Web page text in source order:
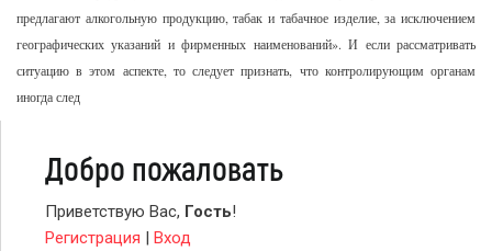
предлагают алкогольную продукцию, табак и табачное изделие, за исключением
географических указаний и фирменных наименований». И если рассматривать
ситуацию в этом аспекте, тоследует признать, что контролирующим органам
иногда след
Добро пожаловать
Приветствую Вас, Гость!
Регистрация | Вход